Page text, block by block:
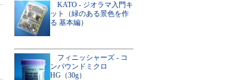
KATO - ジオラマ入門キ
ット（緑のある景色を作
る 基本編）
フィニッシャーズ - コ
ンパウンドミクロ
HG（30g）